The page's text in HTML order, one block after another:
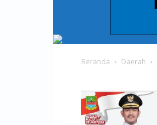
Beranda Daerah